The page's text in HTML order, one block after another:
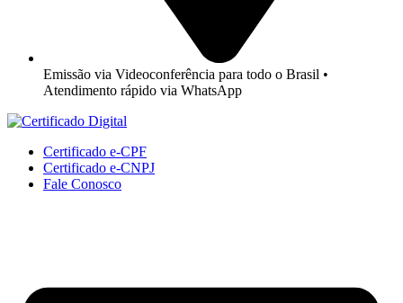
Emissão via Videoconferência para todo o Brasil •
Atendimento rápido via WhatsApp
Certificado e-CPF
Certificado e-CNPJ
Fale Conosco